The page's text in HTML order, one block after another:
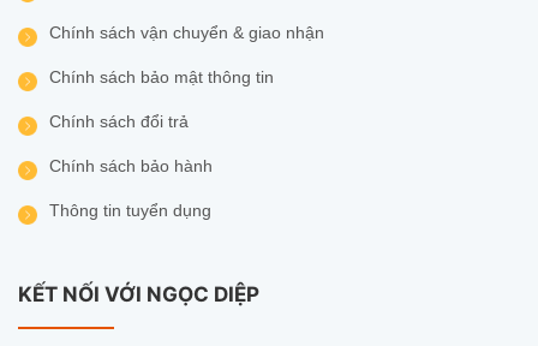
Chính sách vận chuyển & giao nhận
Chính sách bảo mật thông tin
Chính sách đổi trả
Chính sách bảo hành
Thông tin tuyển dụng
KẾT NỐI VỚI NGỌC DIỆP